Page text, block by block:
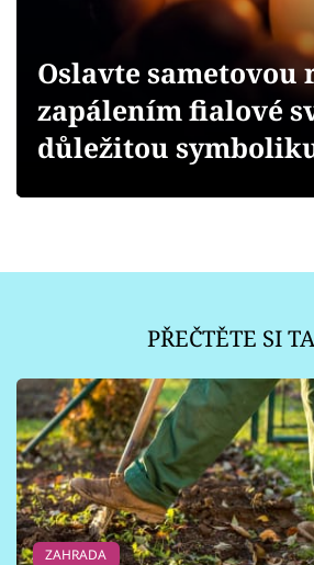
Přihlášení
Sledujte nás
Oslavte sametovou
zapálením fialové
důležitou
PŘEČTĚTE SI
ZAHRADA